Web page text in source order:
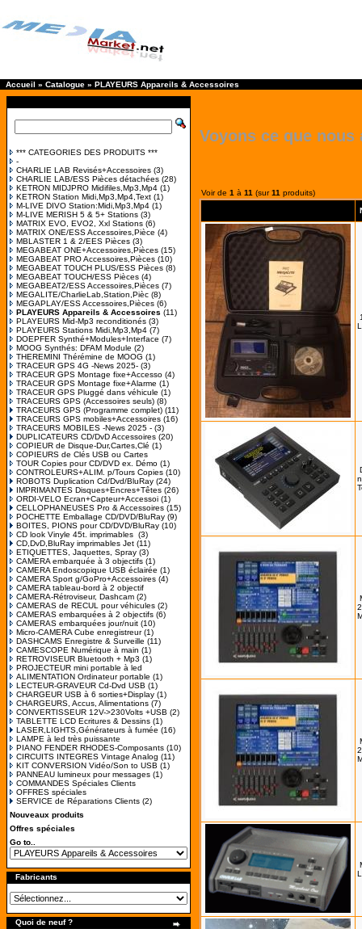
Accueil » Catalogue » PLAYEURS Appareils & Accessoires
*** CATEGORIES DES PRODUITS ***
-
CHARLIE LAB Revisés+Accessoires (3)
CHARLIE LAB/ESS Pièces détachées (28)
KETRON MIDJPRO Midifiles,Mp3,Mp4 (1)
KETRON Station Midi,Mp3,Mp4,Text (1)
M-LIVE DIVO Station:Midi,Mp3,Mp4 (1)
M-LIVE MERISH 5 & 5+ Stations (3)
MATRIX EVO, EVO2, Xxl Stations (6)
MATRIX ONE/ESS Accessoires,Pièce (4)
MBLASTER 1 & 2/EES Pièces (3)
MEGABEAT ONE+Accessoires,Pièces (15)
MEGABEAT PRO Accessoires,Pièces (10)
MEGABEAT TOUCH PLUS/ESS Pièces (8)
MEGABEAT TOUCH/ESS Pièces (4)
MEGABEAT2/ESS Accessoires,Pièces (7)
MEGALITE/CharlieLab,Station,Pièc (8)
MEGAPLAY/ESS Accessoires,Pièces (6)
PLAYEURS Appareils & Accessoires (11)
PLAYEURS Mid-Mp3 reconditionés (3)
PLAYEURS Stations Midi,Mp3,Mp4 (7)
DOEPFER Synthé+Modules+Interface (7)
MOOG Synthés: DFAM Module (2)
THEREMINI Thérémine de MOOG (1)
TRACEUR GPS 4G -News 2025- (3)
TRACEUR GPS Montage fixe+Accesso (4)
TRACEUR GPS Montage fixe+Alarme (1)
TRACEUR GPS Pluggé dans véhicule (1)
TRACEURS GPS (Accessoires seuls) (8)
TRACEURS GPS (Programme complet) (11)
TRACEURS GPS mobiles+Accessoires (16)
TRACEURS MOBILES -News 2025 - (3)
DUPLICATEURS CD/DvD Accessoires (20)
COPIEUR de Disque-Dur,Cartes,Clé (1)
COPIEURS de Clés USB ou Cartes
TOUR Copies pour CD/DVD ex. Démo (1)
CONTROLEURS+ALIM. p/Tours Copies (10)
ROBOTS Duplication Cd/Dvd/BluRay (24)
IMPRIMANTES Disques+Encres+Têtes (26)
ORDI-VELO Ecran+Capteur+Accessoi (1)
CELLOPHANEUSES Pro & Accessoires (15)
POCHETTE Emballage CD/DVD/BluRay (9)
BOITES, PIONS pour CD/DVD/BluRay (10)
CD look Vinyle 45t. imprimables (3)
CD,DvD,BluRay imprimables Jet (11)
ETIQUETTES, Jaquettes, Spray (3)
CAMERA embarquée à 3 objectifs (1)
CAMERA Endoscopique USB éclairée (1)
CAMERA Sport g/GoPro+Accessoires (4)
CAMERA tableau-bord à 2 objectif
CAMERA-Rétroviseur, Dashcam (2)
CAMERAS de RECUL pour véhicules (2)
CAMERAS embarquées à 2 objectifs (6)
CAMERAS embarquées jour/nuit (10)
Micro-CAMERA Cube enregistreur(1)
DASHCAMS Enregistre & Surveille (11)
CAMESCOPE Numérique à main (1)
RETROVISEUR Bluetooth + Mp3 (1)
PROJECTEUR mini portable à led
ALIMENTATION Ordinateur portable (1)
LECTEUR-GRAVEUR Cd-Dvd USB (1)
CHARGEUR USB à 6 sorties+Display (1)
CHARGEURS, Accus, Alimentations (7)
CONVERTISSEUR 12V->230Volts +USB (2)
TABLETTE LCD Ecritures & Dessins (1)
LASER,LIGHTS,Générateurs à fumée (16)
LAMPE à led très puissante
PIANO FENDER RHODES-Composants (10)
CIRCUITS INTEGRES Vintage Analog (11)
KIT CONVERSION Vidéo/Son to USB (1)
PANNEAU lumineux pour messages (1)
COMMANDES Spéciales Clients
OFFRES spéciales
SERVICE de Réparations Clients (2)
Nouveaux produits
Offres spéciales
Go to..
Fabricants
Quoi de neuf ?
Voyons ce que nous
Voir de 1 à 11 (sur11 produits)